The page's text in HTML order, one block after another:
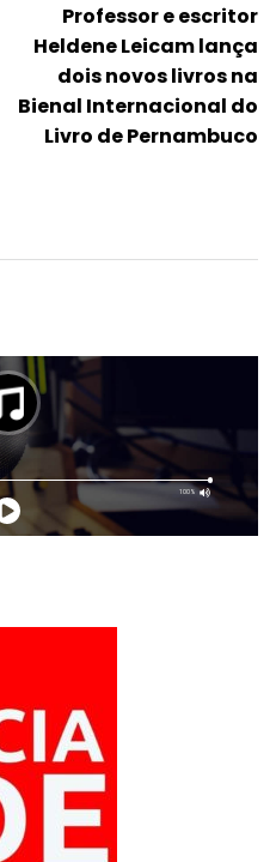
Professor e escritor
Heldene Leicam lança
dois novos livros na
Bienal Internacional do
Livro de Pernambuco